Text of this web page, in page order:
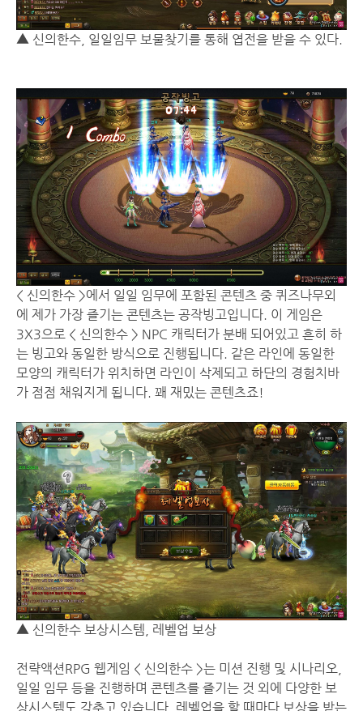
▲ 신의한수, 일일임무 보물찾기를 통해 엽전을 받을 수 있다.
< 신의한수 >에서 일일 임무에 포함된 콘텐츠 중 퀴즈나무외
에 제가 가장 즐기는 콘텐츠는 공작빙고입니다. 이 게임은
3X3으로 < 신의한수 > NPC 캐릭터가 분배 되어있고 흔히 하
는 빙고와 동일한 방식으로 진행됩니다. 같은 라인에 동일한
모양의 캐릭터가 위치하면 라인이 삭제되고 하단의 경험치바
가 점점 채워지게 됩니다. 꽤 재밌는 콘텐츠죠!
▲ 신의한수 보상시스템, 레벨업 보상
전략액션RPG 웹게임 < 신의한수 >는 미션 진행 및 시나리오,
일일 임무 등을 진행하며 콘텐츠를 즐기는 것 외에 다양한 보
상시스템도 갖추고 있습니다. 레벨업을 할 때마다 보상을 받는